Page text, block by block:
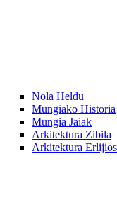
Nola Heldu
Mungiako Historia
Mungia Jaiak
Arkitektura Zibila
Arkitektura